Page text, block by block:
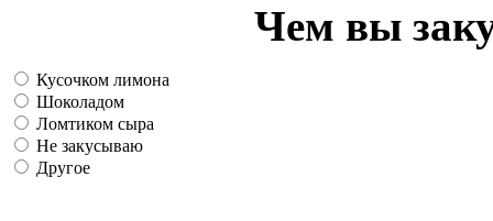
Чем вы
Кусочком лимона
Шоколадом
Ломтиком сыра
Не закусываю
Другое